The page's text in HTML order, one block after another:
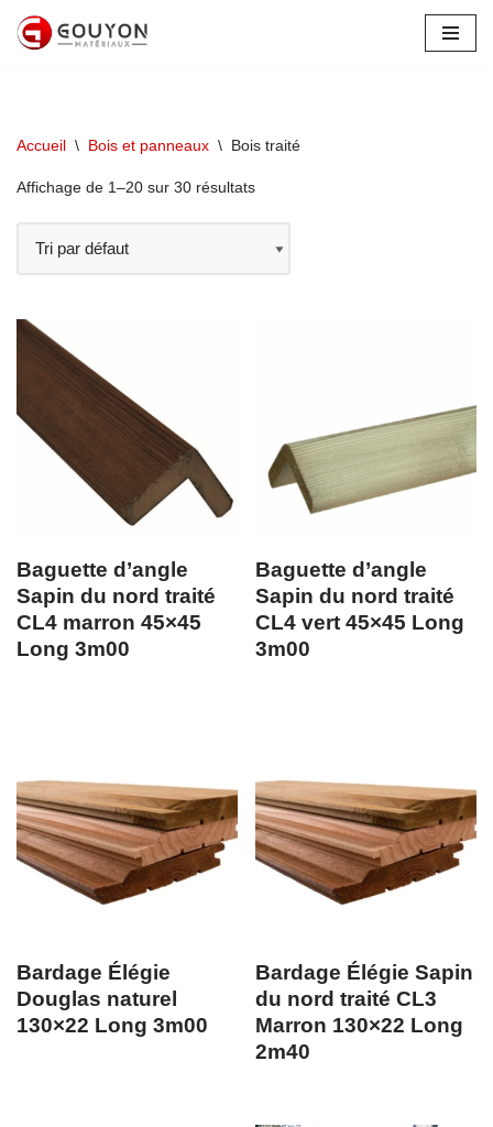
Accueil \ Bois et panneaux \ Bois traité
Affichage de 1–20 sur 30 résultats
Baguette d’angle
Sapin du nord traité
CL4 marron 45×45
Long 3m00
Baguette d’angle
Sapin du nord traité
CL4 vert 45×45 Long
3m00
Bardage Élégie
Douglas naturel
130×22 Long 3m00
Bardage Élégie Sapin
du nord traité CL3
Marron 130×22 Long
2m40